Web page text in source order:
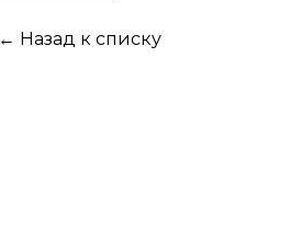
← Назад к списку